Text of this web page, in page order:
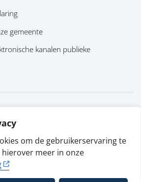
om de gebruikerservaring te
meer in onze
gemeente
kanalen publieke